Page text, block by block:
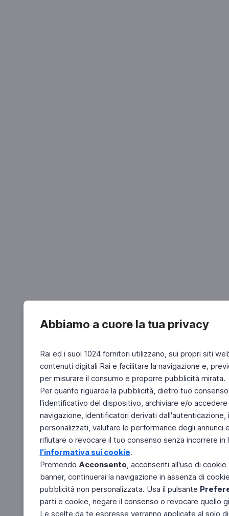
Abbiamo a cuore la tua privacy
Rai ed i suoi 1024 fornitori utilizzano, sui propri siti
contenuti digitali Rai e facilitare la navigazione e,
per misurare il consumo e proporre pubblicità mirata.
Per quanto riguarda la pubblicità, dietro tuo
l'identificativo del dispositivo, archiviare e/o
navigazione, identificatori derivati
personalizzati, valutare le performance degli
rifiutare o revocare il tuo consenso senza incorrere
l'informativa sui cookie.
Premendo Acconsento, acconsenti all'uso di
banner, continuerai la navigazione in assenza di
pubblicità non personalizzata. Usa il pulsante
parti e cookie, negare il consenso o revocare quello
Le scelte da te espresse verranno applicate al solo